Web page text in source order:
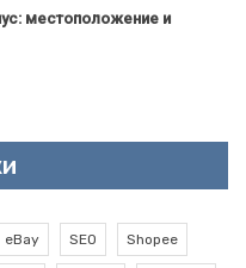
местоположение и
eBay SEO Shopee